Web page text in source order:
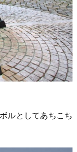
ルとしてあちこち